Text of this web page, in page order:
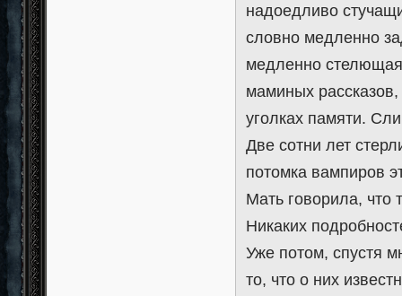
надоедливо
словно медленно
медленно
маминых
уголках памяти.
Две сотни лет
потомка вампиров
Мать говорила, что
Никаких
Уже потом, спустя
то, что о них